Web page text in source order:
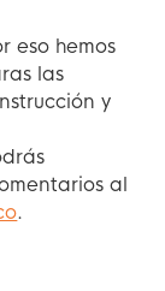
eso hemos
las
y
al
.